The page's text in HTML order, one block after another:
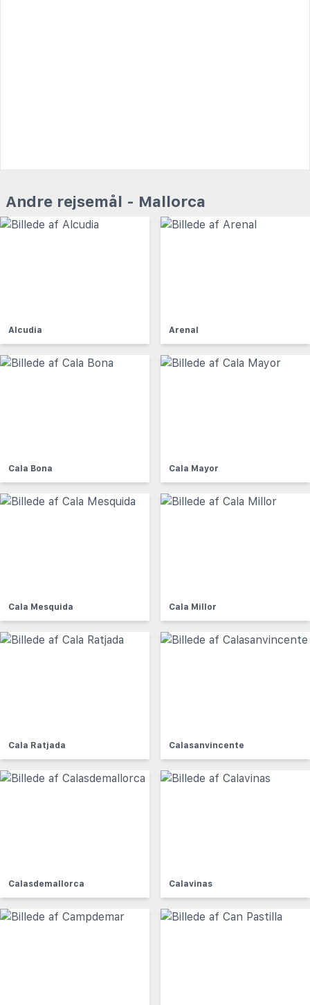
Andre rejsemål - Mallorca
Alcudia Arenal
Cala Bona Cala Mayor
Cala Mesquida Cala Millor
Cala Ratjada Calasanvincente
Calasdemallorca Calavinas